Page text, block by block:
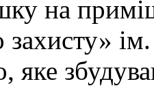
на
захисту»
яке